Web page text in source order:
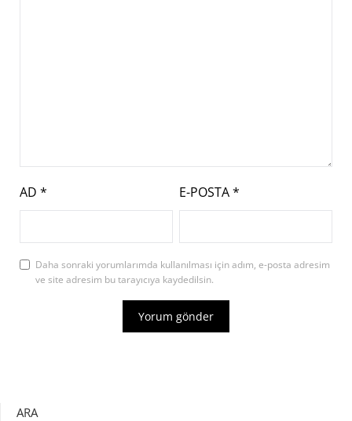
AD * E-POSTA*
Daha sonraki yorumlarımda kullanılması için adım, e-posta adresim
ve site adresim bu tarayıcıya kaydedilsin.
ARA